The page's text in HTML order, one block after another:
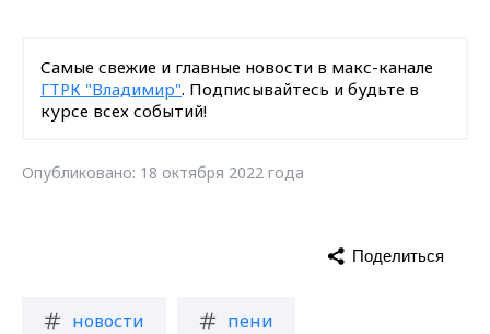
Самые свежие и главные новости в макс-канале
ГТРК "Владимир". Подписывайтесь и будьте в
курсе всех событий!
Опубликовано: 18 октября 2022 года
новости пени
Поделиться